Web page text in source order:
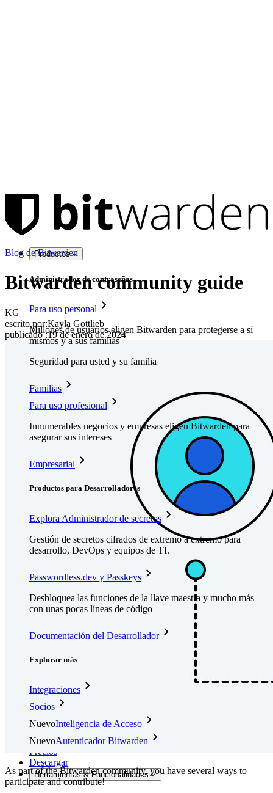
Productos
Administrador de contraseñas
Para uso personal
Millones de usuarios eligen Bitwarden para protegerse a sí
mismos y a sus familias
Seguridad para usted y su familia
Familias
Para uso profesional
Innumerables negocios y empresas eligen Bitwarden para
asegurar sus intereses
Empresarial
Productos para Desarrolladores
Explora Administrador de secretos
Gestión de secretos cifrados de extremo a extremo para
desarrollo, DevOps y equipos de TI.
Passwordless.dev y Passkeys
Desbloquea las funciones de la llave maestra y mucho más
con unas pocas líneas de código
Documentación del Desarrollador
Explorar más
Integraciones
Socios
NuevoInteligencia de Acceso
NuevoAutenticador Bitwarden
Precios
Descargar
Herramientas & Funcionalidades
Blog de Bitwarden
Bitwarden community guide
KG
escrito por:Kayla Gottlieb
publicado:19 de enero de 2024
As part of the Bitwarden community, you have several ways to
participate and contribute!